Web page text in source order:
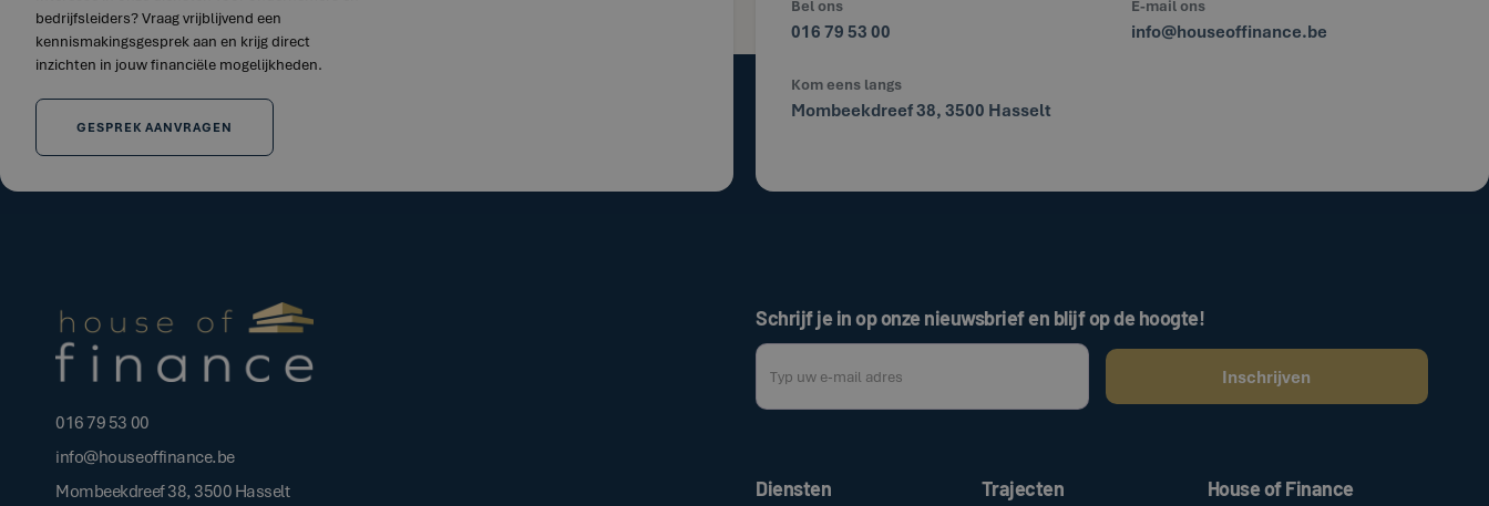
bedrijfsleiders? Vraag vrijblijvend een
kennismakingsgesprek aan en krijg direct
inzichten in jouw financiële mogelijkheden.
GESPREK AANVRAGEN
Bel ons
016 79 53 00
E-mail ons
info@houseoffinance.be
Kom eens langs
Mombeekdreef 38, 3500 Hasselt
016 79 53 00
info@houseoffinance.be
Mombeekdreef 38, 3500 Hasselt
Schrijf je in op onze nieuwsbrief en blijf op de hoogte!
Diensten Trajecten House of Finance